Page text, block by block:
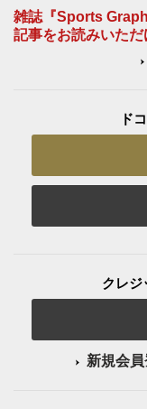
雑誌『Sports
記事をお読みいただ
ド
クレジ
新規会